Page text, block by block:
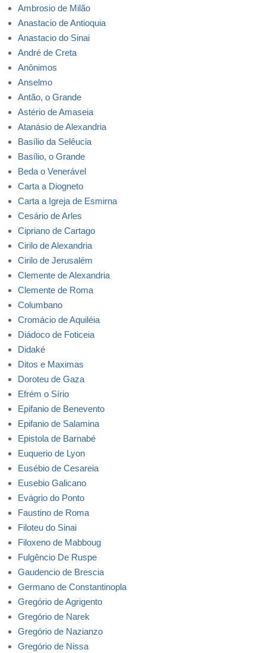
Ambrosio de Milão
Anastacio de Antioquia
Anastacio do Sinai
André de Creta
Anônimos
Anselmo
Antão, o Grande
Astério de Amaseia
Atanásio de Alexandria
Basílio da Selêucia
Basílio, o Grande
Beda o Venerável
Carta a Diogneto
Carta a Igreja de Esmirna
Cesário de Arles
Cipriano de Cartago
Cirilo de Alexandria
Cirilo de Jerusalém
Clemente de Alexandria
Clemente de Roma
Columbano
Cromácio de Aquiléia
Diádoco de Foticeia
Didaké
Ditos e Maximas
Doroteu de Gaza
Efrém o Sírio
Epifanio de Benevento
Epifanio de Salamina
Epistola de Barnabé
Euquerio de Lyon
Eusébio de Cesareia
Eusebio Galicano
Evágrio do Ponto
Faustino de Roma
Filoteu do Sinai
Filoxeno de Mabboug
Fulgêncio De Ruspe
Gaudencio de Brescia
Germano de Constantinopla
Gregório de Agrigento
Gregório de Narek
Gregório de Nazianzo
Gregório de Nissa